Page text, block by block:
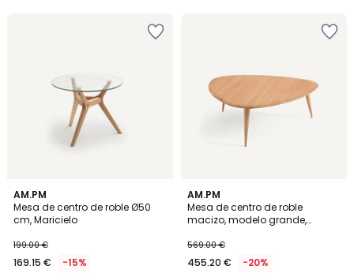
AM.PM
Mesa de centro de roble Ø50
cm, Maricielo
199.00 €
169.15 € -15%
4,6
/ 5
AM.PM
Mesa de centro de roble
macizo, modelo grande,
569.00 €
455.20 € -20%